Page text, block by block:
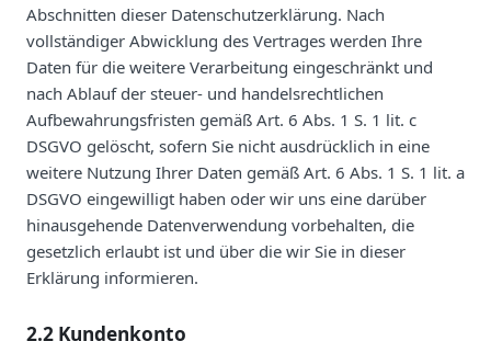
Abschnitten dieser Datenschutzerklärung. Nach
vollständiger Abwicklung des Vertrages werden Ihre
Daten für die weitere Verarbeitung eingeschränkt und
nach Ablauf der steuer- und handelsrechtlichen
Aufbewahrungsfristen gemäß Art. 6 Abs. 1 S. 1 lit. c
DSGVO gelöscht, sofern Sie nicht ausdrücklich in eine
weitere Nutzung Ihrer Daten gemäß Art. 6 Abs. 1 S. 1 lit. a
DSGVO eingewilligt haben oder wir uns eine darüber
hinausgehende Datenverwendung vorbehalten, die
gesetzlich erlaubt ist und über die wir Sie in dieser
Erklärung informieren.
2.2 Kundenkonto